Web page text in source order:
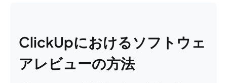
ClickUpにおけるソフトウェ
アレビューの方法